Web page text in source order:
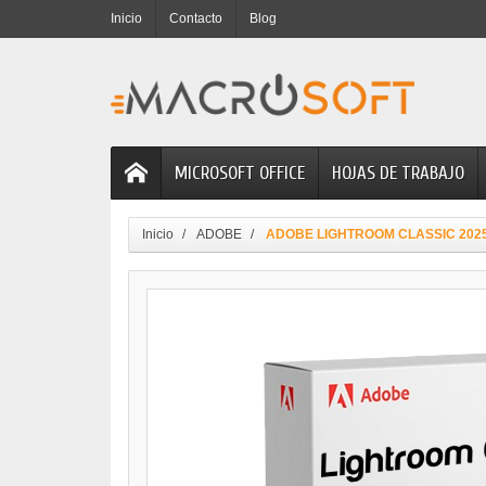
Inicio Contacto Blog
MICROSOFT OFFICE HOJAS DE TRABAJO
Inicio ADOBE ADOBE LIGHTROOM CLASSIC